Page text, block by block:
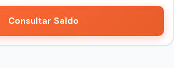
Consultar Saldo